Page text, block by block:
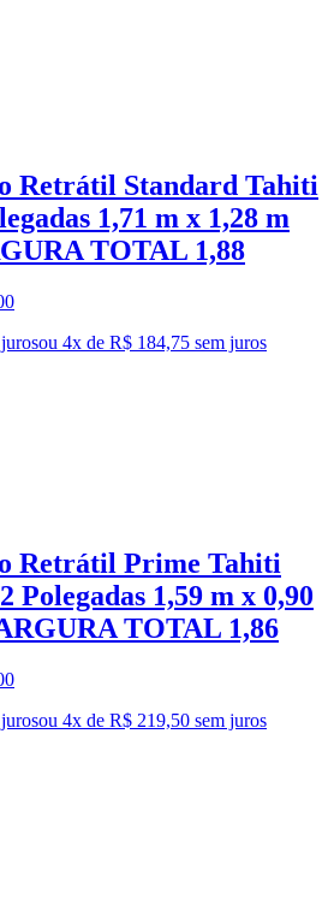
Retrátil Standard Tahiti
1,71 m x 1,28 m
TOTAL 1,88
ou 4x de R$ 184,75 sem juros
Retrátil Prime Tahiti
Polegadas 1,59 m x 0,90
TOTAL 1,86
ou 4x de R$ 219,50 sem juros